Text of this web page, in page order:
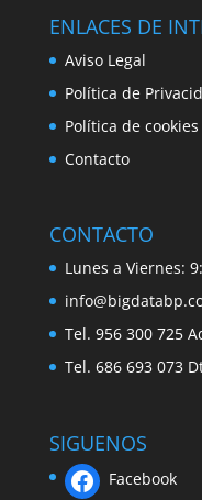
ENLACES DE
Aviso Legal
Política de
Política de cookies
Contacto
CONTACTO
Lunes a Viernes:
Tel. 956 300 725
Tel. 686 693 073
SIGUENOS
Facebook